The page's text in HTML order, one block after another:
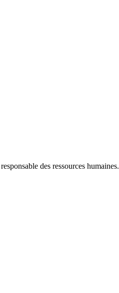
des ressources humaines.